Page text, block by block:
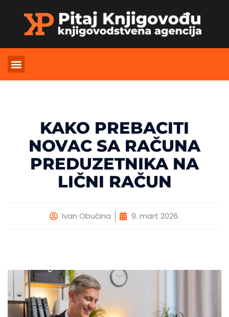
KAKO PREBACITI
NOVAC SA RAČUNA
PREDUZETNIKA NA
LIČNI RAČUN
Ivan Obućina 9. mart 2026.